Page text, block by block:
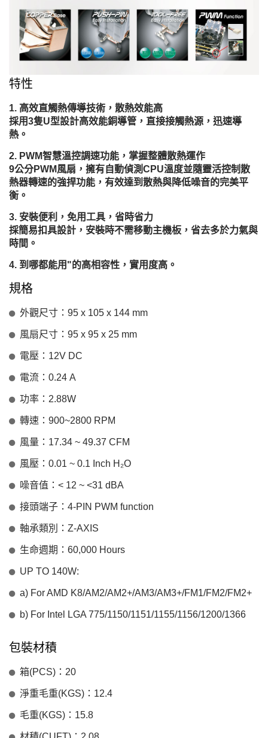
特性
高效直觸熱傳導技術，散熱效能高
採用3隻U型設計高效能銅導管，直接接觸熱源，迅速導
熱。
PWM智慧溫控調速功能，掌握整體散熱運作
9公分PWM風扇，擁有自動偵測CPU溫度並隨靈活控制散
熱器轉速的強捍功能，有效達到散熱與降低噪音的完美平
衡。
安裝便利，免用工具，省時省力
採簡易扣具設計，安裝時不需移動主機板，省去多於力氣與
時間。
到哪都能用"的高相容性，實用度高。
規格
外觀尺寸：95 x 105 x 144 mm
風扇尺寸：95 x 95 x 25 mm
電壓：12V DC
電流：0.24 A
功率：2.88W
轉速：900~2800 RPM
風量：17.34 ~ 49.37 CFM
風壓：0.01 ~ 0.1 Inch H₂O
噪音值：< 12 ~ <31 dBA
接頭端子：4-PIN PWM function
軸承類別：Z-AXIS
生命週期：60,000 Hours
UP TO 140W:
a) For AMD K8/AM2/AM2+/AM3/AM3+/FM1/FM2/FM2+
b) For Intel LGA 775/1150/1151/1155/1156/1200/1366
包裝材積
箱(PCS)：20
淨重毛重(KGS)：12.4
毛重(KGS)：15.8